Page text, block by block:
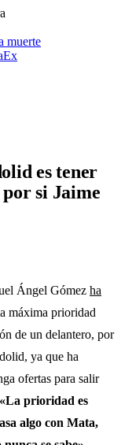
muerte
Ex
es tener
si Jaime
Ángel Gómez ha
máxima prioridad
de un delantero, por
ya que ha
ofertas para salir
«La prioridad es
algo con Mata,